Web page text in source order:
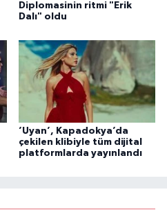
Diplomasinin ritmi "Erik
Dalı" oldu
’Uyan’, Kapadokya’da
çekilen klibiyle tüm dijital
platformlarda yayınlandı